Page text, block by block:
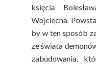
księcia
Wojciecha.
by w ten sposób
ze świata
zabudowania,